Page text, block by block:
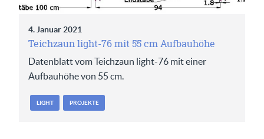
4. Januar 2021
Teichzaun light-76 mit 55 cm Aufbauhöhe
Datenblatt vom Teichzaun light-76 mit einer
Aufbauhöhe von 55 cm.
LIGHT PROJEKTE